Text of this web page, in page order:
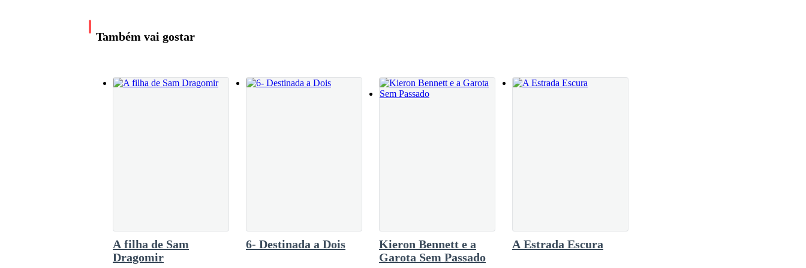
Mas eu tive que o matar...
e a dor no meu corpo. Minha mão desliza cuidadosamente em meu pescoço, a ferida que ele tinha provocado com a lâmina afiada ainda estava ali, pulsando , me
recordando o que poderia ter acontecido. De imediato as lágrimas surgem correndo pelo meu rosto se misturando subtilmente com a água e mesmo molhada, abraço
também e seguiram-no rapidamente. Depois de alguns metros, Ulisses foi interceptado por
os derrotar. Mas Ulisses percebia que era uma mera distracção para que não chegasse tão
Também vai gostar
A filha de Sam
Dragomir
6- Destinada a Dois
Kieron Bennett e a
Garota Sem Passado
A Estrada Escura